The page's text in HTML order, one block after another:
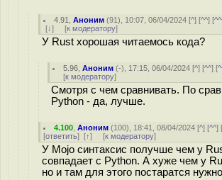
4.91 ,Аноним (91), 10:07, 06/04/2024 [^] [^^] [
[↓] [к модератору]
У Rust хорошая читаемось кода?
5.96 ,Аноним (-), 17:15, 06/04/2024 [^] [^^] [
[к модератору]
Смотря с чем сравнивать. По
Python - да, лучше.
4.100 ,Аноним (100), 18:41, 08/04/2024 [^] [^^]
[ответить] [↑] [к модератору]
У Mojo синтаксис получше чем у
совпадает с Python. А хуже чем у
но и там для этого постаратся